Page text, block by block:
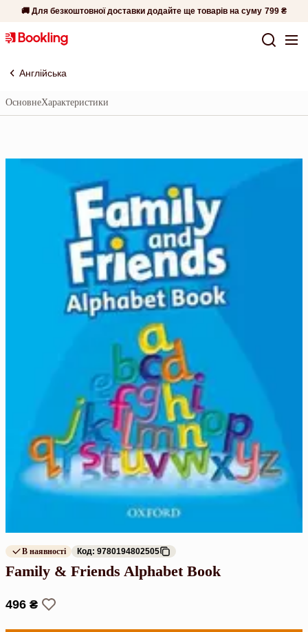
🚚 Для безкоштовної доставки додайте ще товарів на суму 799 ₴
Англійська
ОсновнеХарактеристики
В наявності Код: 9780194802505
Family & Friends Alphabet Book
496 ₴